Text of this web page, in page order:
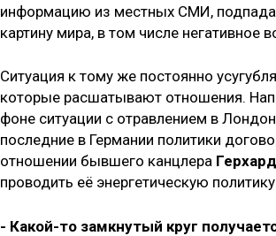
информацию из местных СМИ,
картину мира, в том числе негативное
Ситуация к тому же постоянно
которые расшатывают отношения.
фоне ситуации с отравлением в
последние в Германии политики
отношении бывшего канцлера
проводить её энергетическую
- Какой-то замкнутый круг